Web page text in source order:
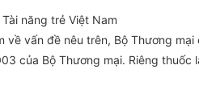
năng trẻ Việt Nam
vấn đề nêu trên, Bộ Thương mại
của Bộ Thương mại. Riêng thuốc